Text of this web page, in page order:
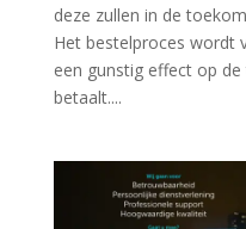
deze zullen in de
Het bestelproces wordt
een gunstig effect op
betaalt....